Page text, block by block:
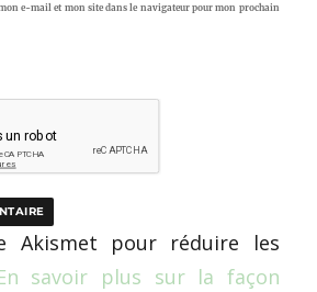
e-mail et mon site dans le navigateur pour mon prochain
Akismet pour réduire les
savoir plus sur la façon